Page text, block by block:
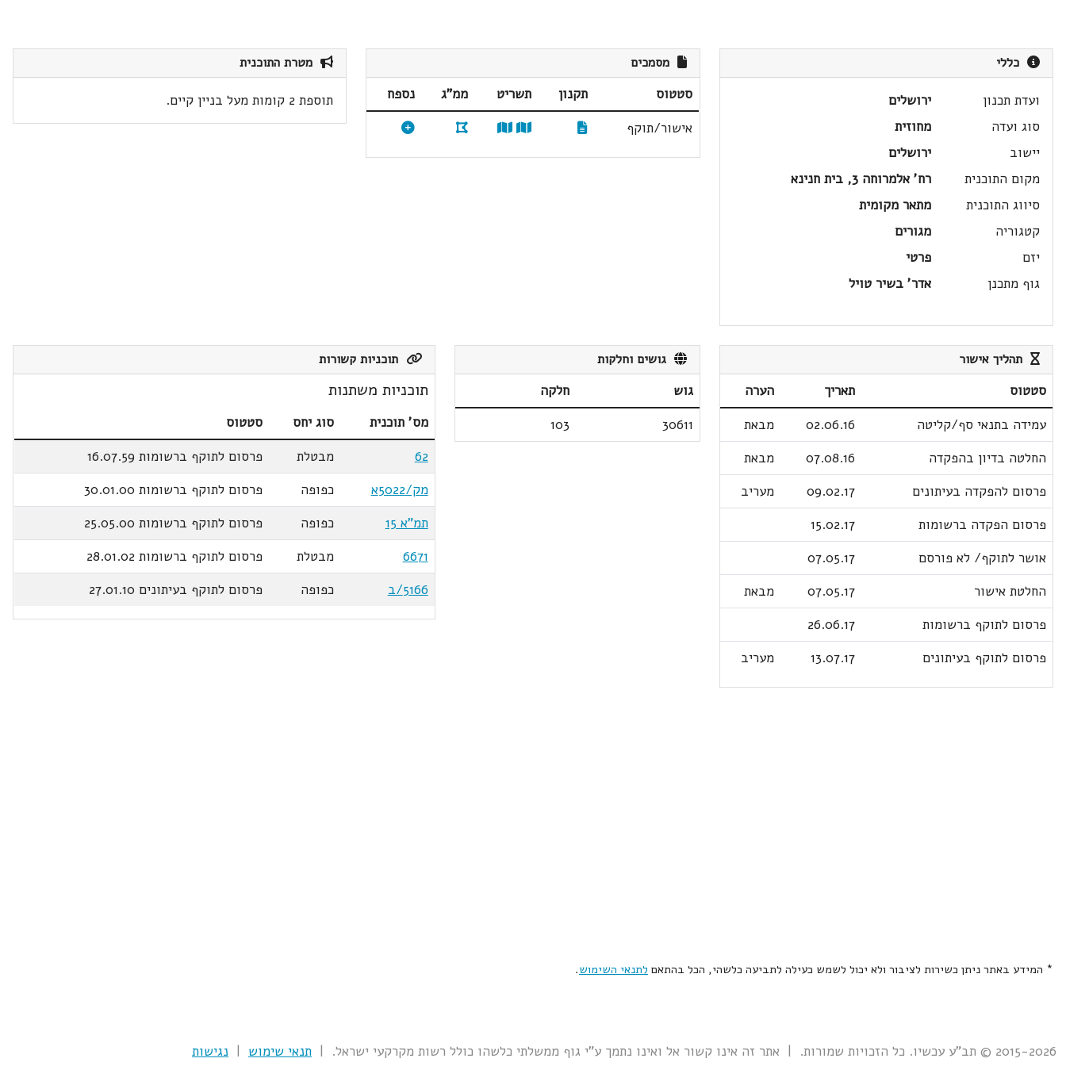
כללי
ועדת תכנון
ירושלים
סוג ועדה
מחוזית
יישוב
ירושלים
מקום התוכנית
רח' אלמרוחה 3, בית חנינא
סיווג התוכנית
מתאר מקומית
קטגוריה
מגורים
יזם
פרטי
גוף מתכנן
אדר' בשיר טויל
מסמכים
סטטוס תקנון תשריט ממ"ג
נספח
אישור/תוקף
מטרת התוכנית
תוספת 2 קומות מעל בניין קיים.
תהליך אישור
סטטוס תאריך
הערה
עמידה בתנאי סף/קליטה
02.06.16
מבאת
החלטה בדיון בהפקדה
07.08.16
מבאת
פרסום להפקדה בעיתונים
09.02.17
מעריב
פרסום הפקדה ברשומות
15.02.17
אושר לתוקף/ לא פורסם
07.05.17
החלטת אישור
07.05.17
מבאת
פרסום לתוקף ברשומות
26.06.17
פרסום לתוקף בעיתונים
13.07.17 מעריב
גושים וחלקות
גוש
חלקה
30611
103
תוכניות קשורות
תוכניות משתנות
מס' תוכנית סוג יחס
סטטוס
62
מבטלת
פרסום לתוקף ברשומות 16.07.59
מק/5022א
כפופה
פרסום לתוקף ברשומות 30.01.00
תמ"א 15
כפופה
פרסום לתוקף ברשומות 25.05.00
6671
מבטלת
פרסום לתוקף ברשומות 28.01.02
5166/ב
כפופה פרסום לתוקף בעיתונים 27.01.10
* המידע באתר ניתן כשירות לציבור ולא יכול לשמש כעילה לתביעה כלשהי, הכל בהתאם לתנאי השימוש.
2015-2026 © תב"ע עכשיו. כל הזכויות שמורות. | אתר זה אינו קשור אל ואינו נתמך ע"י גוף ממשלתי כלשהו כולל רשות מקרקעי ישראל. | תנאי שימוש | נגישות